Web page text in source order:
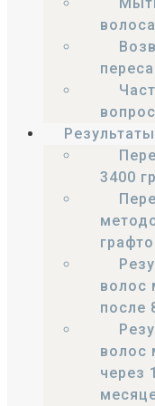
После
на занятия
когда идет
спортом и
Только через 7
постепенно,
сильного
будет
они заживали.
через 12-14
прием душа,
Первые 3 дня
баня
Бассейн можно
Вопрос:
почему так
Добрый день,
несколько
Результаты
3400
волос
после
волос
через